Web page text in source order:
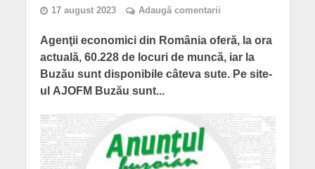
17 august 2023 Adaugă comentarii
Agenţii economici din România oferă, la ora
actuală, 60.228 de locuri de muncă, iar la
Buzău sunt disponibile câteva sute. Pe site-
ul AJOFM Buzău sunt...